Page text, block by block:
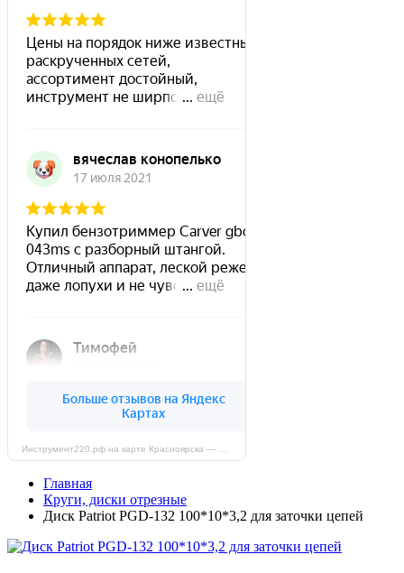
Главная
Круги, диски отрезные
Диск Patriot PGD-132 100*10*3,2 для заточки цепей